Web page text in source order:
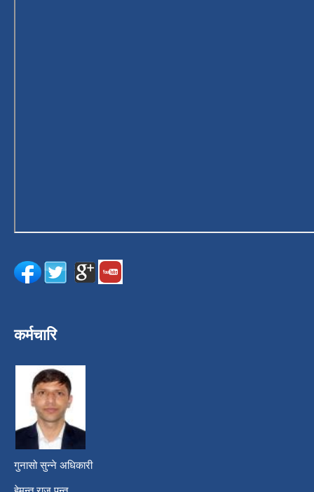
कर्मचारि
गुनासो सुन्ने अधिकारी